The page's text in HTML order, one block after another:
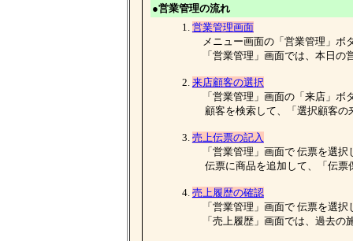
●営業管理の流れ
1. 営業管理画面
メニュー画面の「営業管理」ボタ
「営業管理」画面では、本日の
2. 来店顧客の選択
「営業管理」画面の「来店」ボタ
顧客を検索して、「選択顧客の
3. 売上伝票の記入
「営業管理」画面で 伝票を選択
伝票に商品を追加して、「伝票
4. 売上履歴の確認
「営業管理」画面で 伝票を選択
「売上履歴」画面では、過去の施